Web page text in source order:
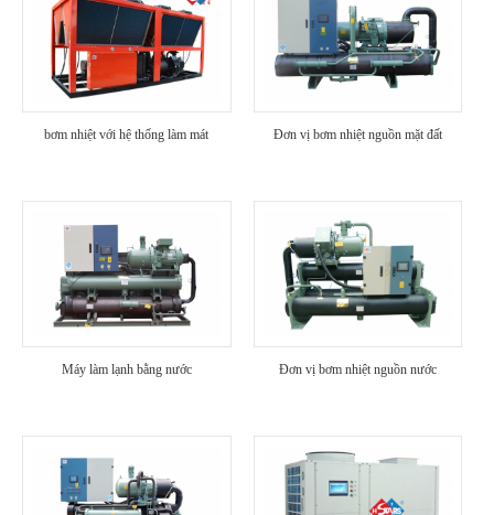
bơm nhiệt với hệ thống làm mát Đơn vị bơm nhiệt nguồn mặt đất
Máy làm lạnh bằng nước Đơn vị bơm nhiệt nguồn nước